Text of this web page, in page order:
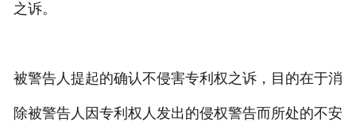
之诉。
被警告人提起的确认不侵害专利权之诉，目的在于消
除被警告人因专利权人发出的侵权警告而所处的不安